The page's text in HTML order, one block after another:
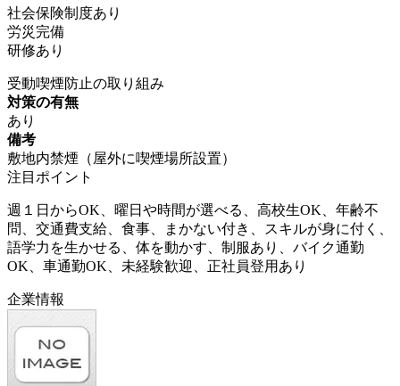
社会保険制度あり
労災完備
研修あり
受動喫煙防止の取り組み
対策の有無
あり
備考
敷地内禁煙（屋外に喫煙場所設置）
注目ポイント
週１日からOK、曜日や時間が選べる、高校生OK、年齢不
問、交通費支給、食事、まかない付き、スキルが身に付く、
語学力を生かせる、体を動かす、制服あり、バイク通勤
OK、車通勤OK、未経験歓迎、正社員登用あり
企業情報